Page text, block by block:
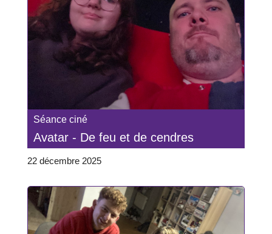
Séance ciné
Avatar - De feu et de cendres
22 décembre 2025